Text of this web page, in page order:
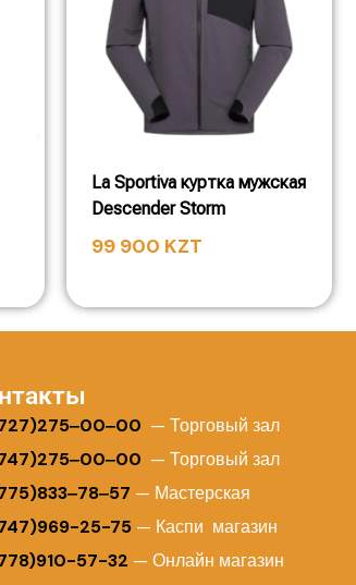
La Sportiva куртка мужская
Descender Storm
99 900 KZT
— Торговый зал
— Торговый зал
— Мастерская
25-75— Каспи магазин
57-32 — Онлайн магазин